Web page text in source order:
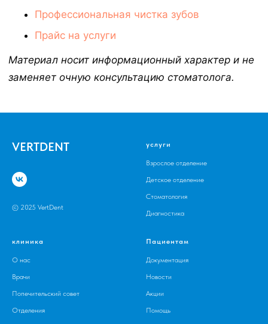
Профессиональная чистка зубов
Прайс на услуги
Материал носит информационный характер и не
заменяет очную консультацию стоматолога.
VERTDENT
© 2025 VertDent
услуги
Взрослое отделение
Детское отделение
Стоматология
Диагностика
клиника
О нас
Врачи
Попечительский совет
Отделения
Пациентам
Документация
Новости
Акции
Помощь